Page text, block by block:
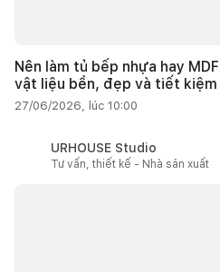
Nên làm tủ bếp nhựa hay
vật liệu bền, đẹp và tiết kiệm
27/06/2026, lúc 10:00
URHOUSE Studio
Tư vấn, thiết kế - Nhà sản xuất